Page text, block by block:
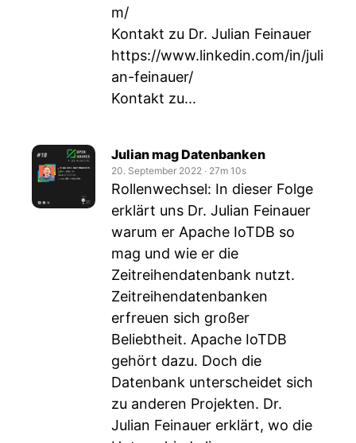
m/
Kontakt zu Dr. Julian Feinauer
https://www.linkedin.com/in/juli
an-feinauer/
Kontakt zu...
Julian mag Datenbanken
20. September 2022 ‧ 27m 10s
Rollenwechsel: In dieser Folge
erklärt uns Dr. Julian Feinauer
warum er Apache IoTDB so
mag und wie er die
Zeitreihendatenbank nutzt.
Zeitreihendatenbanken
erfreuen sich großer
Beliebtheit. Apache IoTDB
gehört dazu. Doch die
Datenbank unterscheidet sich
zu anderen Projekten. Dr.
Julian Feinauer erklärt, wo die